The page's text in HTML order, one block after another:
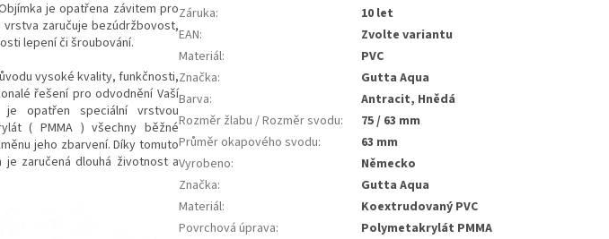
je opatřena závitem pro
vrstva zaručuje bezúdržbovost,
lepení či šroubování.
vysoké kvality, funkčnosti,
řešení pro odvodnění Vaší
opatřen speciální vrstvou
( PMMA ) všechny běžné
jeho zbarvení. Díky tomuto
zaručená dlouhá životnost a
Záruka:
10 let
EAN:
Zvolte variantu
Materiál:
PVC
Značka:
Gutta Aqua
Barva:
Antracit, Hnědá
Rozměr žlabu / Rozměr svodu:
75 / 63 mm
Průměr okapového svodu:
63 mm
Vyrobeno:
Německo
Značka:
Gutta Aqua
Materiál:
koextrudovaný PVC
Povrchová úprava:
polymetakrylát PMMA